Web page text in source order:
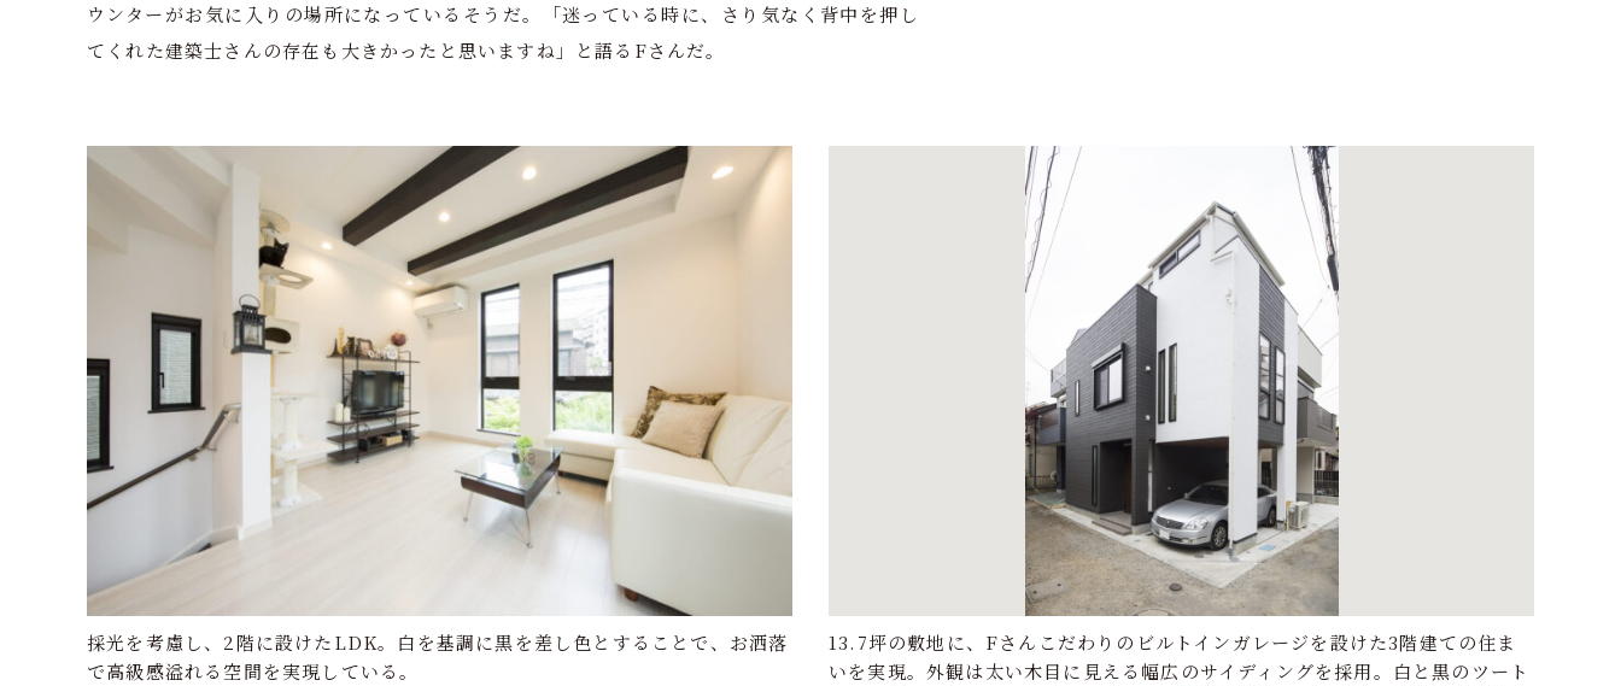
ウンターがお気に入りの場所になっているそうだ。「迷っている時に、さり気なく背中を押し
てくれた建築士さんの存在も大きかったと思いますね」と語るFさんだ。
採光を考慮し、2階に設けたLDK。白を基調に黒を差し色とすることで、お洒落
で高級感溢れる空間を実現している。
13.7坪の敷地に、Fさんこだわりのビルトインガレージを設けた3階建ての住ま
いを実現。外観は太い木目に見える幅広のサイディングを採用。白と黒のツート